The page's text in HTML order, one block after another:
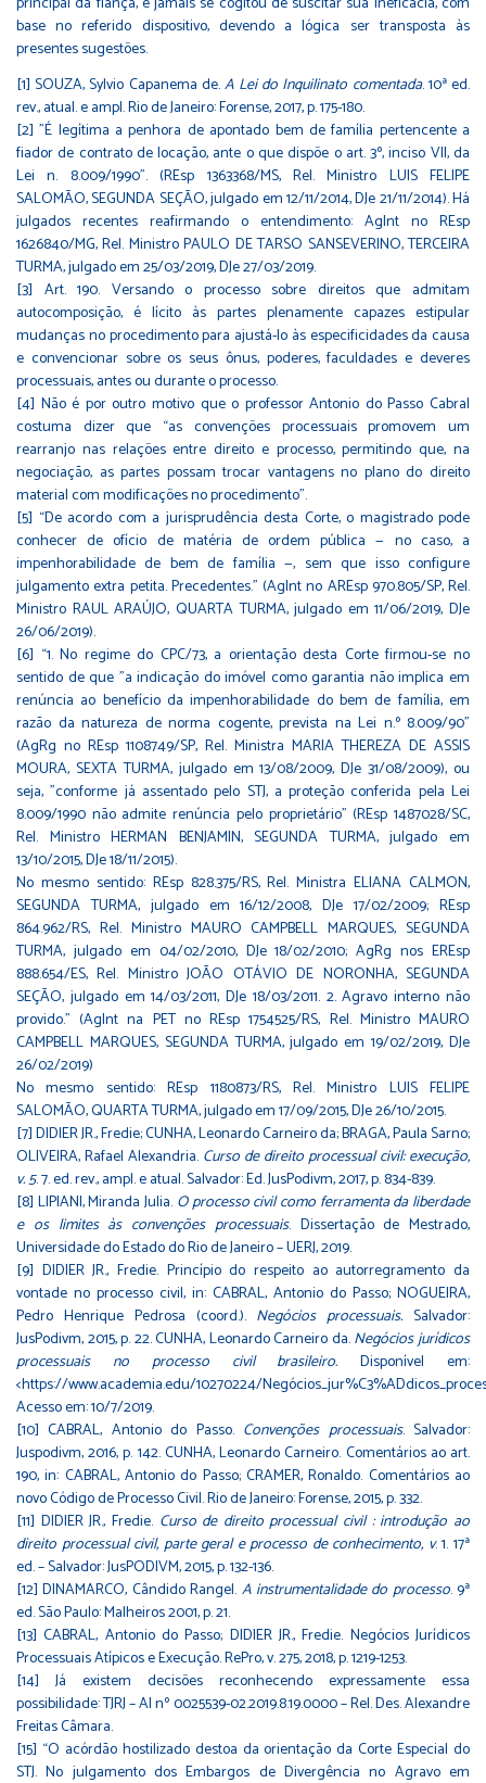
base no referido dispositivo, devendo a lógica ser transposta às
presentes sugestões.
[1] SOUZA, Sylvio Capanema de.A Lei do Inquilinato comentada. 10ª ed.
rev., atual. e ampl. Rio de Janeiro: Forense, 2017, p. 175-180.
[2] "É legítima a penhora de apontado bem de família pertencente a
fiador de contrato de locação, ante o que dispõe o art. 3º, inciso VII, da
Lei n. 8.009/1990". (REsp 1363368/MS, Rel. Ministro LUIS FELIPE
SALOMÃO, SEGUNDA SEÇÃO, julgado em 12/11/2014, DJe 21/11/2014). Há
julgados recentes reafirmando o entendimento: AgInt no REsp
1626840/MG, Rel. Ministro PAULO DE TARSO SANSEVERINO, TERCEIRA
TURMA, julgado em 25/03/2019, DJe 27/03/2019.
[3] Art. 190. Versando o processo sobre direitos que admitam
autocomposição, é lícito às partes plenamente capazes estipular
mudanças no procedimento para ajustá-lo às especificidades da causa
e convencionar sobre os seus ônus, poderes, faculdades e deveres
processuais, antes ou durante o processo.
[4] Não é por outro motivo que o professor Antonio do Passo Cabral
costuma dizer que “as convenções processuais promovem um
rearranjo nas relações entre direito e processo, permitindo que, na
negociação, as partes possam trocar vantagens no plano do direito
material com modificações no procedimento”.
[5] “De acordo com a jurisprudência desta Corte, o magistrado pode
conhecer de ofício de matéria de ordem pública — no caso, a
impenhorabilidade de bem de família —, sem que isso configure
julgamento extra petita. Precedentes.” (AgInt no AREsp 970.805/SP, Rel.
Ministro RAUL ARAÚJO, QUARTA TURMA, julgado em 11/06/2019, DJe
26/06/2019).
[6] “1. No regime do CPC/73, a orientação desta Corte firmou-se no
sentido de que "a indicação do imóvel como garantia não implica em
renúncia ao benefício da impenhorabilidade do bem de família, em
razão da natureza de norma cogente, prevista na Lei n.º 8.009/90"
(AgRg no REsp 1108749/SP, Rel. Ministra MARIA THEREZA DE ASSIS
MOURA, SEXTA TURMA, julgado em 13/08/2009, DJe 31/08/2009), ou
seja, "conforme já assentado pelo STJ, a proteção conferida pela Lei
8.009/1990 não admite renúncia pelo proprietário" (REsp 1487028/SC,
Rel. Ministro HERMAN BENJAMIN, SEGUNDA TURMA, julgado em
13/10/2015, DJe 18/11/2015).
No mesmo sentido: REsp 828.375/RS, Rel. Ministra ELIANA CALMON,
SEGUNDA TURMA, julgado em 16/12/2008, DJe 17/02/2009; REsp
864.962/RS, Rel. Ministro MAURO CAMPBELL MARQUES, SEGUNDA
TURMA, julgado em 04/02/2010, DJe 18/02/2010; AgRg nos EREsp
888.654/ES, Rel. Ministro JOÃO OTÁVIO DE NORONHA, SEGUNDA
SEÇÃO, julgado em 14/03/2011, DJe 18/03/2011. 2. Agravo interno não
provido.” (AgInt na PET no REsp 1754525/RS, Rel. Ministro MAURO
CAMPBELL MARQUES, SEGUNDA TURMA, julgado em 19/02/2019, DJe
26/02/2019)
No mesmo sentido: REsp 1180873/RS, Rel. Ministro LUIS FELIPE
SALOMÃO, QUARTA TURMA, julgado em 17/09/2015, DJe 26/10/2015.
[7]DIDIER JR., Fredie; CUNHA, Leonardo Carneiro da; BRAGA, Paula Sarno;
OLIVEIRA, Rafael Alexandria. Curso de direito processual civil: execução,
v. 5. 7. ed. rev., ampl. e atual. Salvador: Ed. JusPodivm, 2017, p. 834-839.
[8] LIPIANI, Miranda Julia. O processo civil como ferramenta da liberdade
e os limites às convenções processuais. Dissertação de Mestrado,
Universidade do Estado do Rio de Janeiro – UERJ, 2019.
[9] DIDIER JR., Fredie. Princípio do respeito ao autorregramento da
vontade no processo civil, in: CABRAL, Antonio do Passo; NOGUEIRA,
Pedro Henrique Pedrosa (coord.). Negócios processuais. Salvador:
JusPodivm, 2015, p. 22. CUNHA, Leonardo Carneiro da.Negócios jurídicos
processuais no processo civil brasileiro. Disponível em:
<https://www.academia.edu/10270224/
Acesso em: 10/7/2019.
[10] CABRAL, Antonio do Passo. Convenções processuais. Salvador:
Juspodivm, 2016, p. 142. CUNHA, Leonardo Carneiro. Comentários ao art.
190, in: CABRAL, Antonio do Passo; CRAMER, Ronaldo. Comentários ao
novo Código de Processo Civil. Rio de Janeiro: Forense, 2015, p. 332.
[11] DIDIER JR., Fredie. Curso de direito processual civil : introdução ao
direito processual civil, parte geral e processo de conhecimento, v. 1. 17ª
ed. – Salvador: JusPODIVM, 2015, p. 132-136.
[12] DINAMARCO, Cândido Rangel. A instrumentalidade do processo. 9ª
ed. São Paulo: Malheiros 2001, p. 21.
[13] CABRAL, Antonio do Passo; DIDIER JR., Fredie. Negócios Jurídicos
Processuais Atípicos e Execução. RePro, v. 275, 2018, p. 1219-1253.
[14] Já existem decisões reconhecendo expressamente essa
possibilidade: TJRJ – AI nº 0025539-02.2019.8.19.0000 – Rel. Des. Alexandre
Freitas Câmara.
[15] “O acórdão hostilizado destoa da orientação da Corte Especial do
STJ. No julgamento dos Embargos de Divergência no Agravo em